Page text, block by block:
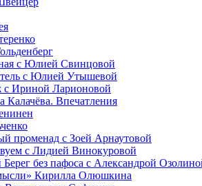
с Юлией Свинцовой
с Юлией Утышевой
с Ириной Ларионовой
Калачёва. Впечатления
променад с Зоей Арнаутовой
с Лидией Винокуровой
без пафоса с Александрой
Кирилла Олюшкина